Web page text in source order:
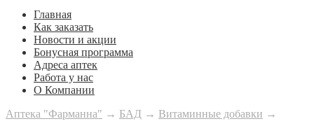
Главная
Как заказать
Новости и акции
Бонусная программа
Адреса аптек
Работа у нас
О Компании
Аптека "Фарманна" → БАД → Витаминные добавки →